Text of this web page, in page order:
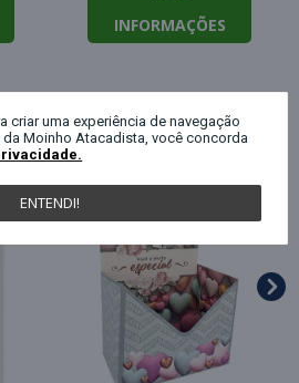
INFORMAÇÕES
ESTE PRODUTO,
criar uma experiência de navegação
Moinho Atacadista, você concorda
ENTENDI!